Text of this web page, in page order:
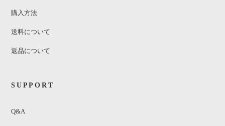
購入方法
送料について
返品について
SUPPORT
Q&A